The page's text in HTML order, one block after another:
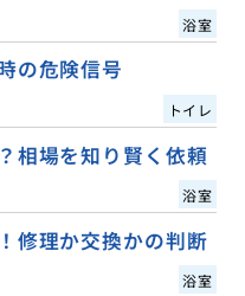
浴室
の危険信号
トイレ
相場を知り賢く依頼
浴室
修理か交換かの判断
浴室